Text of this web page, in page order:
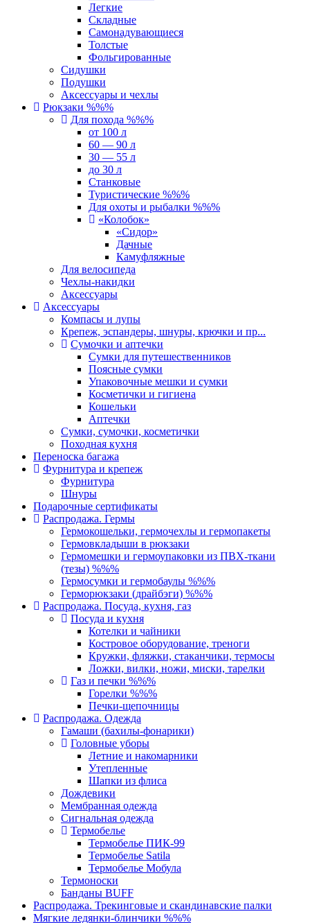
Легкие
Складные
Самонадувающиеся
Толстые
Фольгированные
Сидушки
Подушки
Аксессуары и чехлы
Рюкзаки %%%
Для похода %%%
от 100 л
60 — 90 л
30 — 55 л
до 30 л
Станковые
Туристические %%%
Для охоты и рыбалки %%%
«Колобок»
«Сидор»
Дачные
Камуфляжные
Для велосипеда
Чехлы-накидки
Аксессуары
Аксессуары
Компасы и лупы
Крепеж, эспандеры, шнуры, крючки и пр...
Сумочки и аптечки
Сумки для путешественников
Поясные сумки
Упаковочные мешки и сумки
Косметички и гигиена
Кошельки
Аптечки
Сумки, сумочки, косметички
Походная кухня
Переноска багажа
Фурнитура и крепеж
Фурнитура
Шнуры
Подарочные сертификаты
Распродажа. Гермы
Гермокошельки, гермочехлы и гермопакеты
Гермовкладыши в рюкзаки
Гермомешки и гермоупаковки из ПВХ-ткани
(тезы) %%%
Гермосумки и гермобаулы %%%
Герморюкзаки (драйбэги) %%%
Распродажа. Посуда, кухня, газ
Посуда и кухня
Котелки и чайники
Костровое оборудование, треноги
Кружки, фляжки, стаканчики, термосы
Ложки, вилки, ножи, миски, тарелки
Газ и печки %%%
Горелки %%%
Печки-щепочницы
Распродажа. Одежда
Гамаши (бахилы-фонарики)
Головные уборы
Летние и накомарники
Утепленные
Шапки из флиса
Дождевики
Мембранная одежда
Сигнальная одежда
Термобелье
Термобелье ПИК-99
Термобелье Satila
Термобелье Мобула
Термоноски
Банданы BUFF
Распродажа. Трекинговые и скандинавские палки
Мягкие ледянки-блинчики %%%